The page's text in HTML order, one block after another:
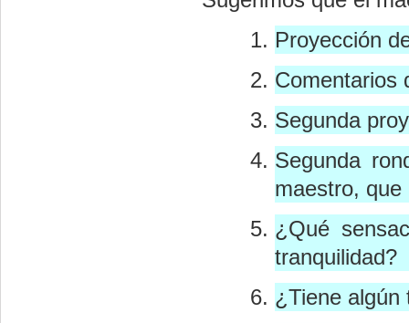
Proyección
Comentarios
Segunda
Segunda
maestro,
¿Qué
tranquilidad?
¿Tiene algún